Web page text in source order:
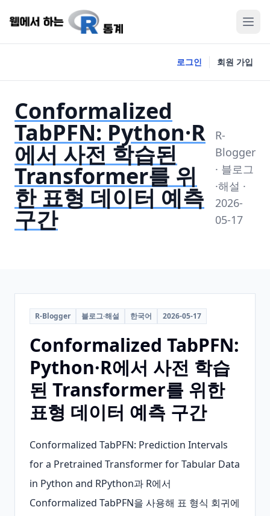
로그인 회원 가입
Conformalized
TabPFN: Python·R
에서 사전 학습된
Transformer를 위
한 표형 데이터 예측
구간
R-
Blogger
· 블로그
·해설 ·
2026-
05-17
R-Blogger 블로그·해설 한국어 2026-05-17
Conformalized TabPFN:
Python·R에서 사전 학습
된 Transformer를 위한
표형 데이터 예측 구간
Conformalized TabPFN: Prediction Intervals
for a Pretrained Transformer for Tabular Data
in Python and RPython과 R에서
Conformalized TabPFN을 사용해 표 형식 회귀에